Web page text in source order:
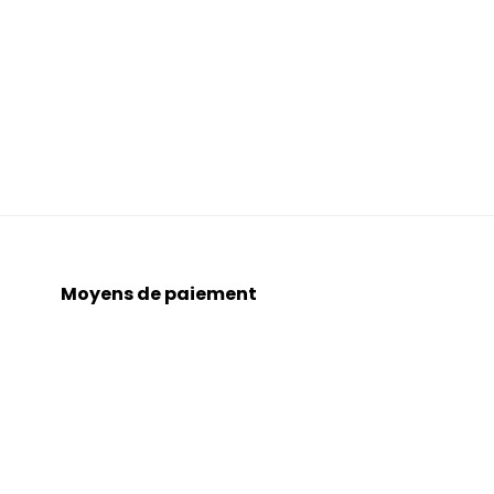
Moyens de paiement